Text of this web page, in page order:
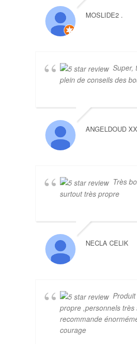
MOSLIDE2 .
Super,
plein de conseils des
ANGELDOUD
Très
surtout très propre
NECLA CELIK
propre ,personnels très
recommande
courage